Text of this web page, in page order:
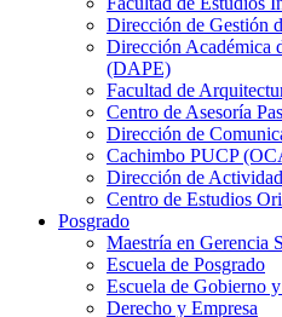
Dirección de Gestión
Dirección Académica
(DAPE)
Facultad de
Centro de Asesoría
Dirección de
Cachimbo PUCP
Dirección de
Centro de Estudios
Posgrado
Maestría en Gerencia
Escuela de Posgrado
Escuela de Gobierno
Derecho y Empresa